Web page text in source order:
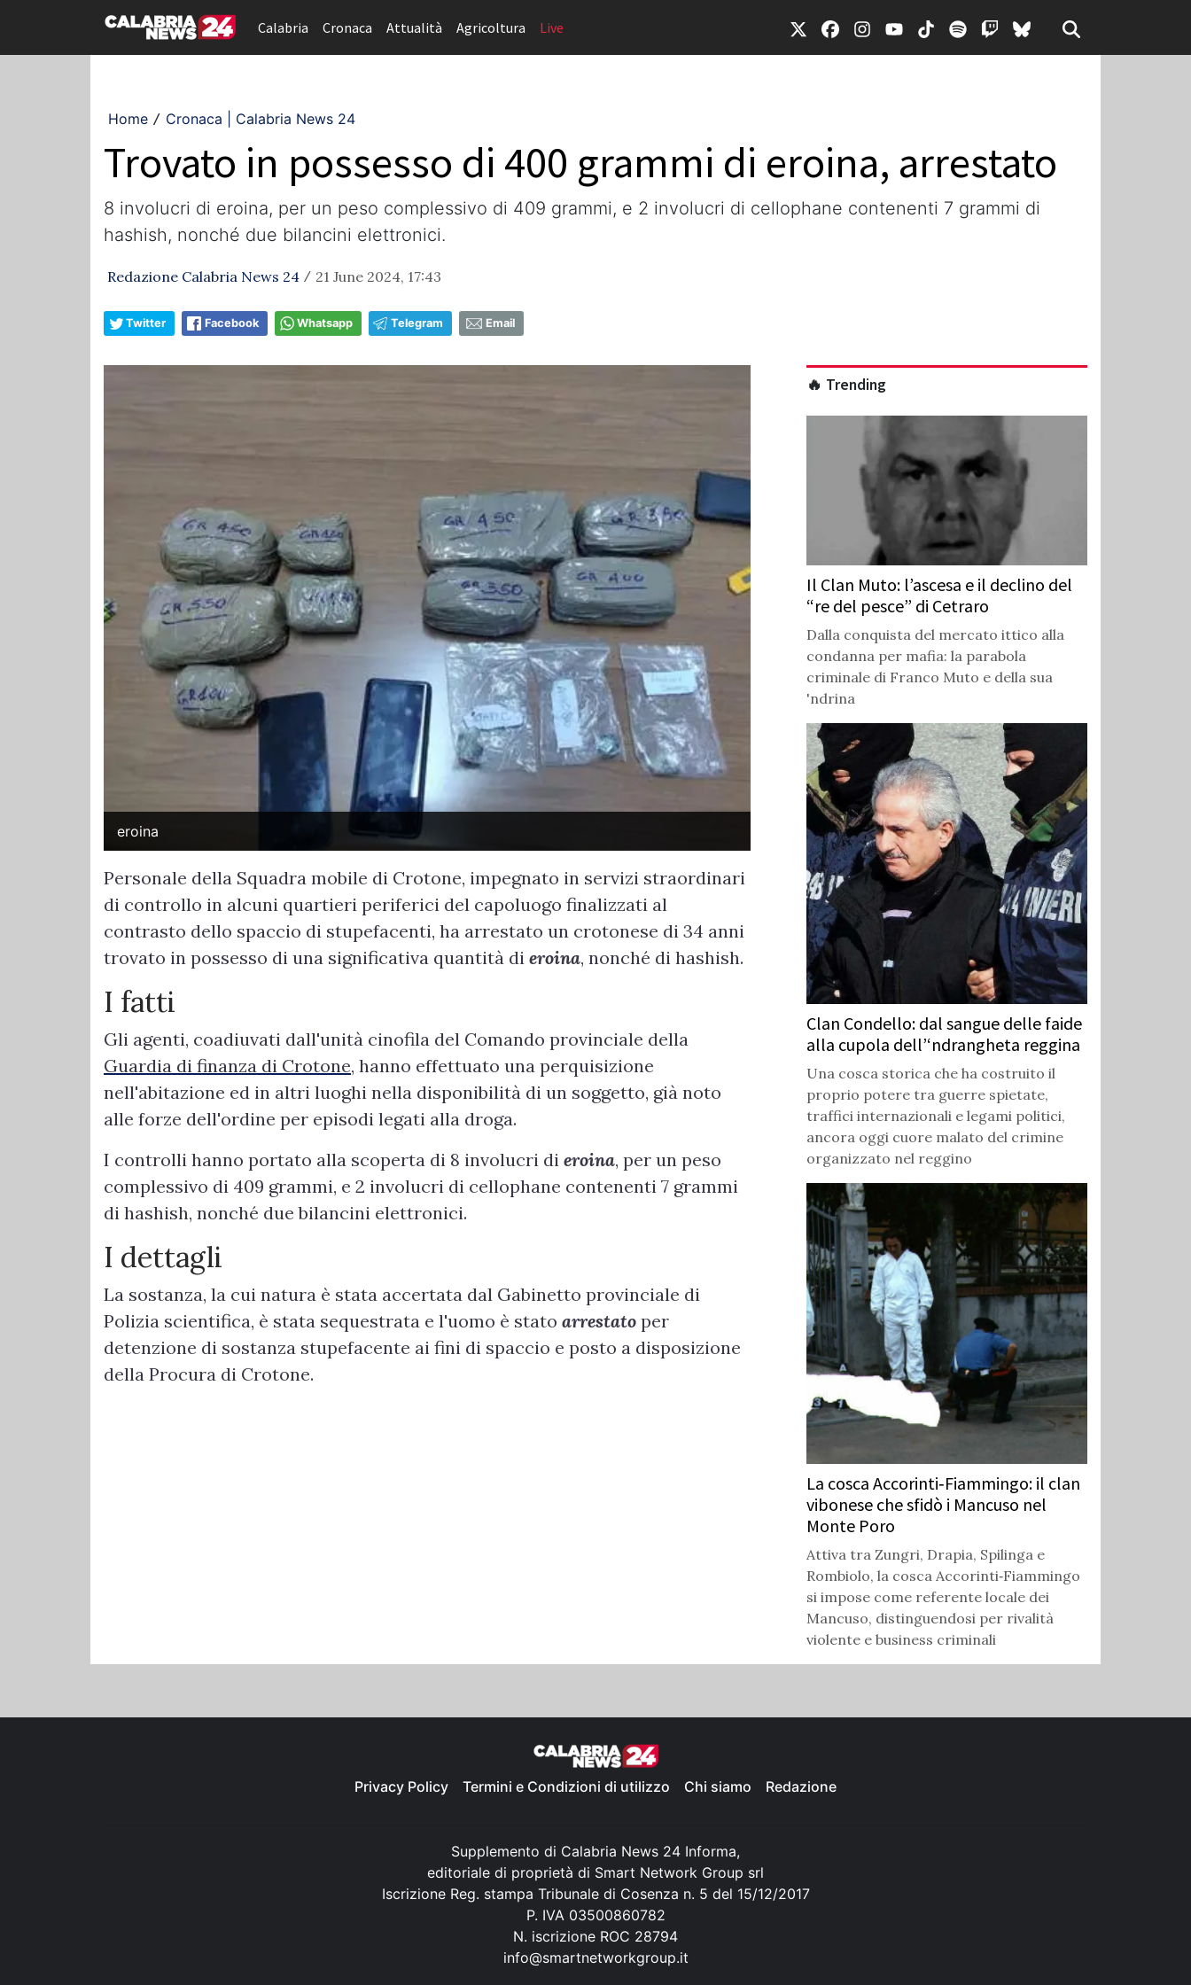
Calabria Cronaca Attualità Agricoltura Live
Home / Cronaca | Calabria News 24
Trovato in possesso di 400 grammi di eroina, arrestato
8 involucri di eroina, per un peso complessivo di 409 grammi, e 2 involucri di cellophane contenenti 7 grammi di
hashish, nonché due bilancini elettronici.
Redazione Calabria News 24 / 21 June 2024, 17:43
Twitter Facebook Whatsapp Telegram Email
eroina
Personale della Squadra mobile di Crotone, impegnato in servizi straordinari
di controllo in alcuni quartieri periferici del capoluogo finalizzati al
contrasto dello spaccio di stupefacenti, ha arrestato un crotonese di 34 anni
trovato in possesso di una significativa quantità di eroina, nonché di hashish.
I fatti
Gli agenti, coadiuvati dall'unità cinofila del Comando provinciale della
Guardia di finanza di Crotone, hanno effettuato una perquisizione
nell'abitazione ed in altri luoghi nella disponibilità di un soggetto, già noto
alle forze dell'ordine per episodi legati alla droga.
I controlli hanno portato alla scoperta di 8 involucri di eroina, per un peso
complessivo di 409 grammi, e 2 involucri di cellophane contenenti 7 grammi
di hashish, nonché due bilancini elettronici.
I dettagli
La sostanza, la cui natura è stata accertata dal Gabinetto provinciale di
Polizia scientifica, è stata sequestrata e l'uomo è stato arrestato per
detenzione di sostanza stupefacente ai fini di spaccio e posto a disposizione
della Procura di Crotone.
🔥 Trending
Il Clan Muto: l’ascesa e il declino del
“re del pesce” di Cetraro
Dalla conquista del mercato ittico alla
condanna per mafia: la parabola
criminale di Franco Muto e della sua
'ndrina
Clan Condello: dal sangue delle faide
alla cupola dell’‘ndrangheta reggina
Una cosca storica che ha costruito il
proprio potere tra guerre spietate,
traffici internazionali e legami politici,
ancora oggi cuore malato del crimine
organizzato nel reggino
La cosca Accorinti‑Fiammingo: il clan
vibonese che sfidò i Mancuso nel
Monte Poro
Attiva tra Zungri, Drapia, Spilinga e
Rombiolo, la cosca Accorinti‑Fiammingo
si impose come referente locale dei
Mancuso, distinguendosi per rivalità
violente e business criminali
Privacy Policy Termini e Condizioni di utilizzo Chi siamo Redazione
Supplemento di Calabria News 24 Informa,
editoriale di proprietà di Smart Network Group srl
Iscrizione Reg. stampa Tribunale di Cosenza n. 5 del 15/12/2017
P. IVA 03500860782
N. iscrizione ROC 28794
info@smartnetworkgroup.it